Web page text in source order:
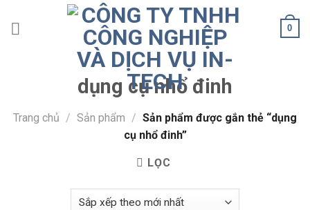
0
dụng cụ nhổ đinh
Trang chủ / Sản phẩm / Sản phẩm được gắn thẻ “dụng
cụ nhổ đinh”
LỌC